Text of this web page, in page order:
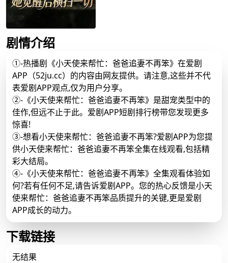
剧情介绍
①-热播剧《小天使来帮忙：爸爸追妻不再笨》在爱剧
APP（52ju.cc）的内容由网友提供。请注意,这些并不代
表爱剧APP观点,仅为用户分享。
②-《小天使来帮忙：爸爸追妻不再笨》是甜宠类型中的
佳作,但远不止于此。爱剧APP短剧排行榜带您发现更多
惊喜!
③-想看小天使来帮忙：爸爸追妻不再笨?爱剧APP为您提
供小天使来帮忙：爸爸追妻不再笨全集在线观看,包括精
彩大结局。
④-《小天使来帮忙：爸爸追妻不再笨》全集观看体验如
何?若有任何不足,请告诉爱剧APP。您的热心反馈是小天
使来帮忙：爸爸追妻不再笨品质提升的关键,更是爱剧
APP成长的动力。
下载链接
无结果